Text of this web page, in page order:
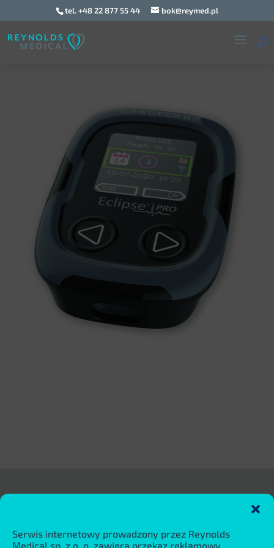
Serwis internetowy prowadzony przez Reynolds
Medical sp. z o. o. zawiera przekaz reklamowy
tel. +48 22 877 55 44 bok@reymed.pl
Kardiologia